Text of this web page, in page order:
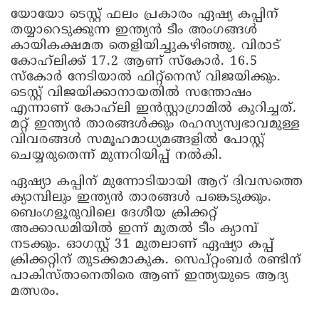
യോയോ ടെസ്റ്റ് ഫലം പ്രകാരം ഏഷ്യ കപ്പിന്
തയ്യാറെടുക്കുന്ന ഇന്ത്യൻ ടീം അം​ഗങ്ങൾ
കായികക്ഷമത തെളിയിച്ചുകഴിഞ്ഞു. വിരാട്
കോഹ്‌ലിക്ക് 17.2 ആണ് സ്കോർ. 16.5
സ്കോർ നേടിയാൽ ഫിറ്റ്നെസ് വിജയിക്കും.
ടെസ്റ്റ് വിജയിക്കാനായതിൽ സന്തോഷം
എന്നാണ് കോഹ്‌ലി ഇൻസ്റ്റാ​ഗ്രാമിൽ കുറിച്ചത്.
മറ്റ് ഇന്ത്യൻ താരങ്ങൾക്കും രഹസ്യസ്വഭാ​വമുള്ള
വിവരങ്ങൾ സമൂഹമാധ്യമങ്ങളിൽ പോസ്റ്റ്
ചെയ്യരുതെന്ന് മുന്നറിയിപ്പ് നൽകി.
ഏഷ്യാ കപ്പിന് മുന്നോടിയായി ആറ് ദിവസത്തെ
ക്യാമ്പിലും ഇന്ത്യൻ താരങ്ങൾ പങ്കെടുക്കും.
ബെംഗളൂരുവിലെ ദേശീയ ക്രിക്കറ്റ്
അക്കാഡമിയിൽ ഇന്ന് മുതൽ ടീം ക്യാമ്പ്
നടക്കും. ഓ​ഗസ്റ്റ് 31 മുതലാണ് ഏഷ്യാ കപ്പ്
ക്രിക്കറ്റിന് തുടക്കമാകുക. സെപ്റ്റംബർ രണ്ടിന്
പാകിസ്താനെതിരെ ആണ് ഇന്ത്യയുടെ ആദ്യ
മത്സരം.